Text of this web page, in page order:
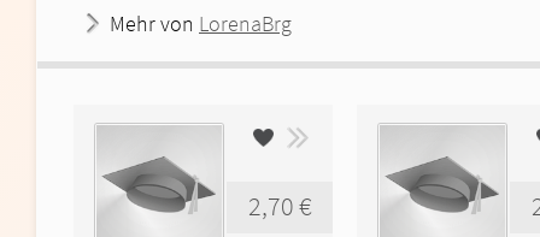
Mehr von LorenaBrg
2,70 €